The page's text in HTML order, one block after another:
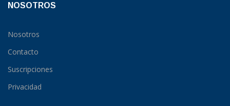
NOSOTROS
Nosotros
Contacto
Suscripciones
Privacidad